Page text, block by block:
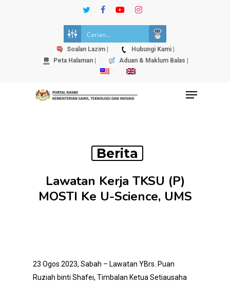
twitterfacebookyoutubeinstagram
Soalan Lazim |
Hubungi Kami |
Peta Halaman |
Aduan & Maklum Balas |
Menu
Berita
Lawatan Kerja TKSU (P)
MOSTI Ke U-Science, UMS
23 Ogos 2023, Sabah – Lawatan YBrs. Puan
Ruziah binti Shafei, Timbalan Ketua Setiausaha